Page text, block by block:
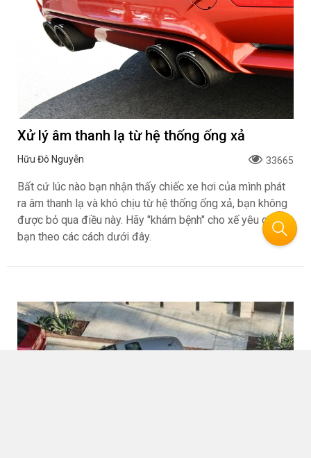
Xử lý âm thanh lạ từ hệ thống ống xả
Hữu Đô Nguyễn 33665
Bất cứ lúc nào bạn nhận thấy chiếc xe hơi của mình phát
ra âm thanh lạ và khó chịu từ hệ thống ống xả, bạn không
được bỏ qua điều này. Hãy "khám bệnh" cho xế yêu của
bạn theo các cách dưới đây.